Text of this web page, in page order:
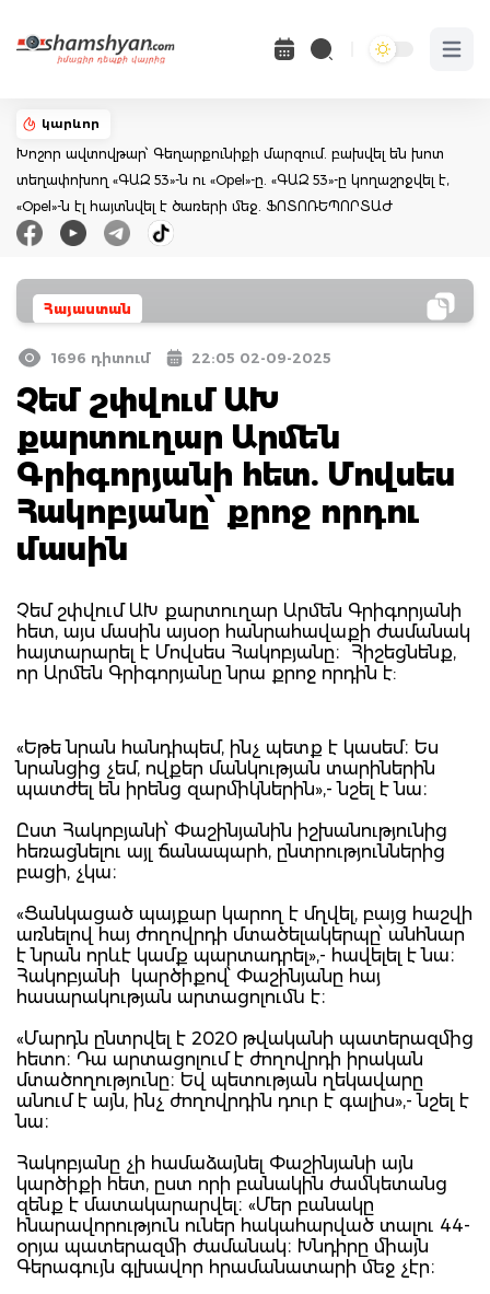
Open
կարևոր
Խոշոր ավտովթար՝ Գեղարքունիքի մարզում. բախվել են խոտ
տեղափոխող «ԳԱԶ 53»-ն ու «Opel»-ը. «ԳԱԶ 53»-ը կողաշրջվել է,
«Opel»-ն էլ հայտնվել է ծառերի մեջ. ՖՈՏՈՌԵՊՈՐՏԱԺ
Հայաստան
1696 դիտում 22:05 02-09-2025
Չեմ շփվում ԱԽ
քարտուղար Արմեն
Գրիգորյանի հետ. Մովսես
Հակոբյանը՝ քրոջ որդու
մասին
Չեմ շփվում ԱԽ քարտուղար Արմեն Գրիգորյանի
հետ, այս մասին այսօր հանրահավաքի ժամանակ
հայտարարել է Մովսես Հակոբյանը։ Հիշեցնենք,
որ Արմեն Գրիգորյանը նրա քրոջ որդին է:
«Եթե նրան հանդիպեմ, ինչ պետք է կասեմ։ Ես
նրանցից չեմ, ովքեր մանկության տարիներին
պատժել են իրենց զարմիկներին»,- նշել է նա։
Ըստ Հակոբյանի՝ Փաշինյանին իշխանությունից
հեռացնելու այլ ճանապարհ, ընտրություններից
բացի, չկա։
«Ցանկացած պայքար կարող է մղվել, բայց հաշվի
առնելով հայ ժողովրդի մտածելակերպը՝ անհնար
է նրան որևէ կամք պարտադրել»,- հավելել է նա։
Հակոբյանի կարծիքով՝ Փաշինյանը հայ
հասարակության արտացոլումն է։
«Մարդն ընտրվել է 2020 թվականի պատերազմից
հետո։ Դա արտացոլում է ժողովրդի իրական
մտածողությունը։ Եվ պետության ղեկավարը
անում է այն, ինչ ժողովրդին դուր է գալիս»,- նշել է
նա։
Հակոբյանը չի համաձայնել Փաշինյանի այն
կարծիքի հետ, ըստ որի բանակին ժամկետանց
զենք է մատակարարվել։ «Մեր բանակը
հնարավորություն ուներ հակահարված տալու 44-
օրյա պատերազմի ժամանակ։ Խնդիրը միայն
Գերագույն գլխավոր հրամանատարի մեջ չէր։